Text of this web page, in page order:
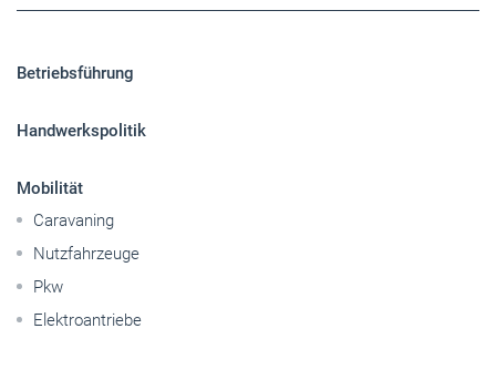
Betriebsführung
Handwerkspolitik
Mobilität
Caravaning
Nutzfahrzeuge
Pkw
Elektroantriebe